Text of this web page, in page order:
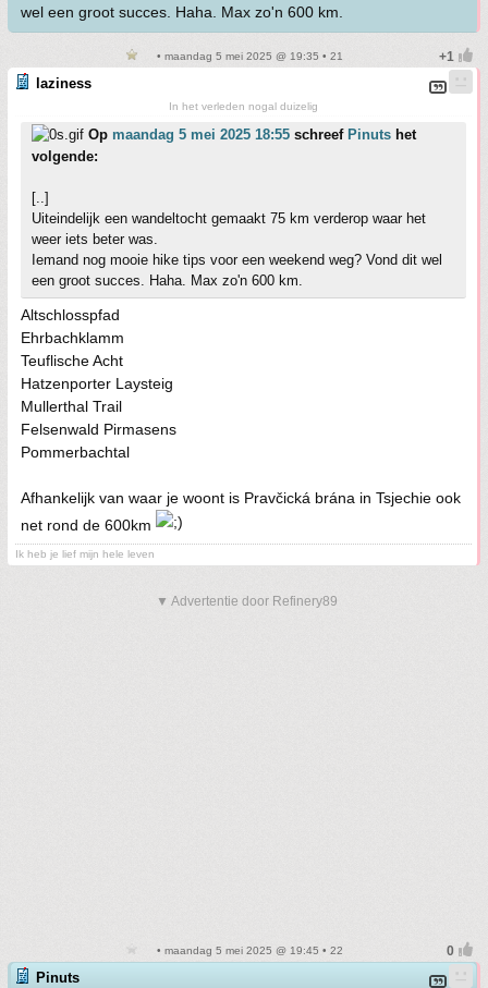
wel een groot succes. Haha. Max zo'n 600 km.
• maandag 5 mei 2025 @ 19:35 • 21
laziness
In het verleden nogal duizelig
Op maandag 5 mei 2025 18:55 schreef Pinuts het
volgende:
[..]
Uiteindelijk een wandeltocht gemaakt 75 km verderop waar het
weer iets beter was.
Iemand nog mooie hike tips voor een weekend weg? Vond dit wel
een groot succes. Haha. Max zo'n 600 km.
Altschlosspfad
Ehrbachklamm
Teuflische Acht
Hatzenporter Laysteig
Mullerthal Trail
Felsenwald Pirmasens
Pommerbachtal
Afhankelijk van waar je woont is Pravčická brána in Tsjechie ook
net rond de 600km
Ik heb je lief mijn hele leven
▼ Advertentie door Refinery89
• maandag 5 mei 2025 @ 19:45 • 22
Pinuts